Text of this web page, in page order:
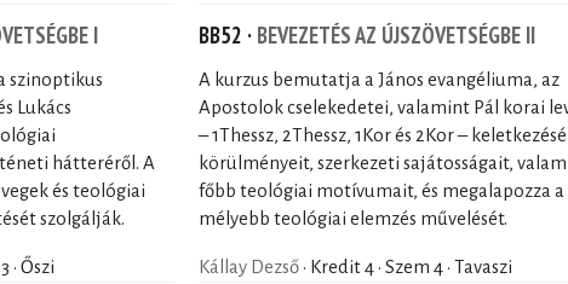
I
szinoptikus
Lukács
hátteréről. A
és teológiai
szolgálják.
BB52 · BEVEZETÉS AZ ÚJSZÖVETSÉGBE II
A kurzus bemutatja a János evangéliuma, az
Apostolok cselekedetei, valamint Pál korai
– 1Thessz, 2Thessz, 1Kor és 2Kor –
körülményeit, szerkezeti sajátosságait,
főbb teológiai motívumait, és megalapozza a
mélyebb teológiai elemzés művelését.
· Őszi Kállay Dezső· Kredit 4 · Szem 4 · Tavaszi